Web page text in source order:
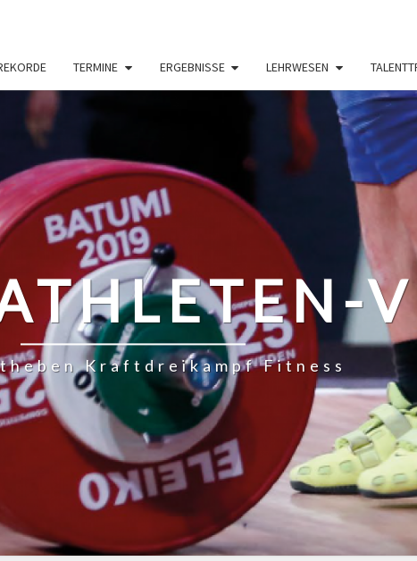
TERMINE ERGEBNISSE LEHRWESEN
Kraftdreikampf Fitness